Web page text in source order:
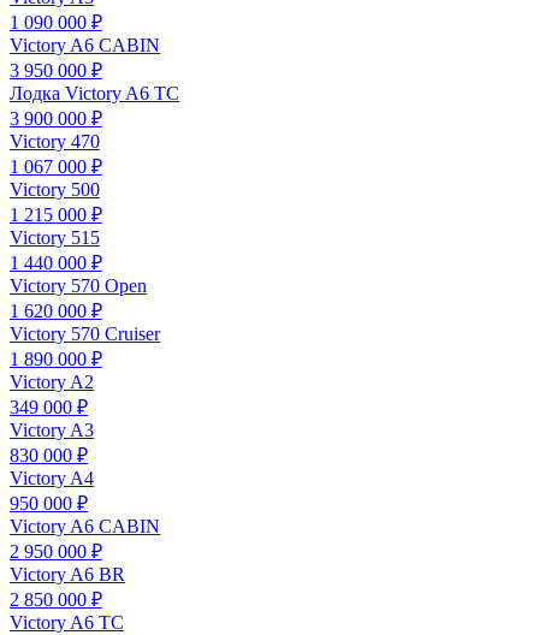
1 090 000 ₽
Victory A6 CABIN
3 950 000 ₽
Лодка Victory A6 TC
3 900 000 ₽
Victory 470
1 067 000 ₽
Victory 500
1 215 000 ₽
Victory 515
1 440 000 ₽
Victory 570 Open
1 620 000 ₽
Victory 570 Cruiser
1 890 000 ₽
Victory A2
349 000 ₽
Victory A3
830 000 ₽
Victory A4
950 000 ₽
Victory A6 CABIN
2 950 000 ₽
Victory A6 BR
2 850 000 ₽
Victory A6 TC